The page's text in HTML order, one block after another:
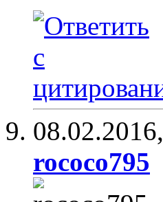
08.02.2016,
rococo795